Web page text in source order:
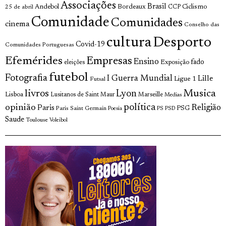
25 de abril Andebol Associações Bordeaux Brasil CCP Ciclismo
cinema Comunidade Comunidades Conselho das
Comunidades Portuguesas Covid-19 culturaDesporto
Efemérides eleições Empresas Ensino Exposição fado
Fotografia futebol Futsal I Guerra Mundial Ligue 1 Lille
Lisboa livros Lusitanos de Saint Maur Lyon Marseille Medias Musica
opinião Paris Paris Saint Germain Poesia política PS PSD PSG Religião
Saude Toulouse Voleibol